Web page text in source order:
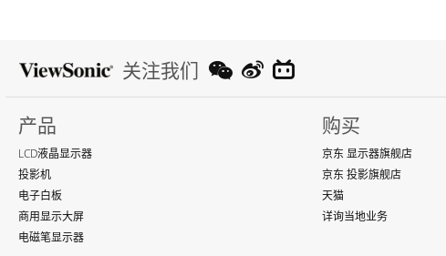
关注我们
产品
LCD液晶显示器
投影机
电子白板
商用显示大屏
电磁笔显示器
购买
京东 显示器旗舰店
京东 投影旗舰店
天猫
详询当地业务